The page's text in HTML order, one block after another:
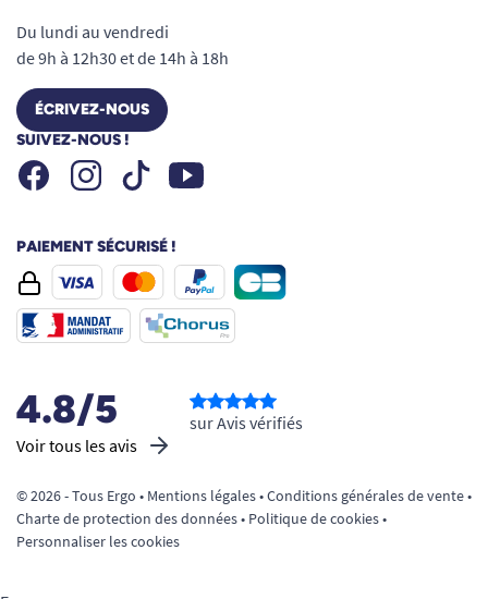
Du lundi au vendredi
de 9h à 12h30 et de 14h à 18h
ÉCRIVEZ-NOUS
SUIVEZ-NOUS !
FacebookInstagramTiktok Youtube
PAIEMENT SÉCURISÉ !
4.8/5
Voir tous les avis
sur Avis vérifiés
© 2026 - Tous Ergo • Mentions légales•Conditions générales de vente•
Charte de protection des données• Politique de cookies•
Personnaliser les cookies